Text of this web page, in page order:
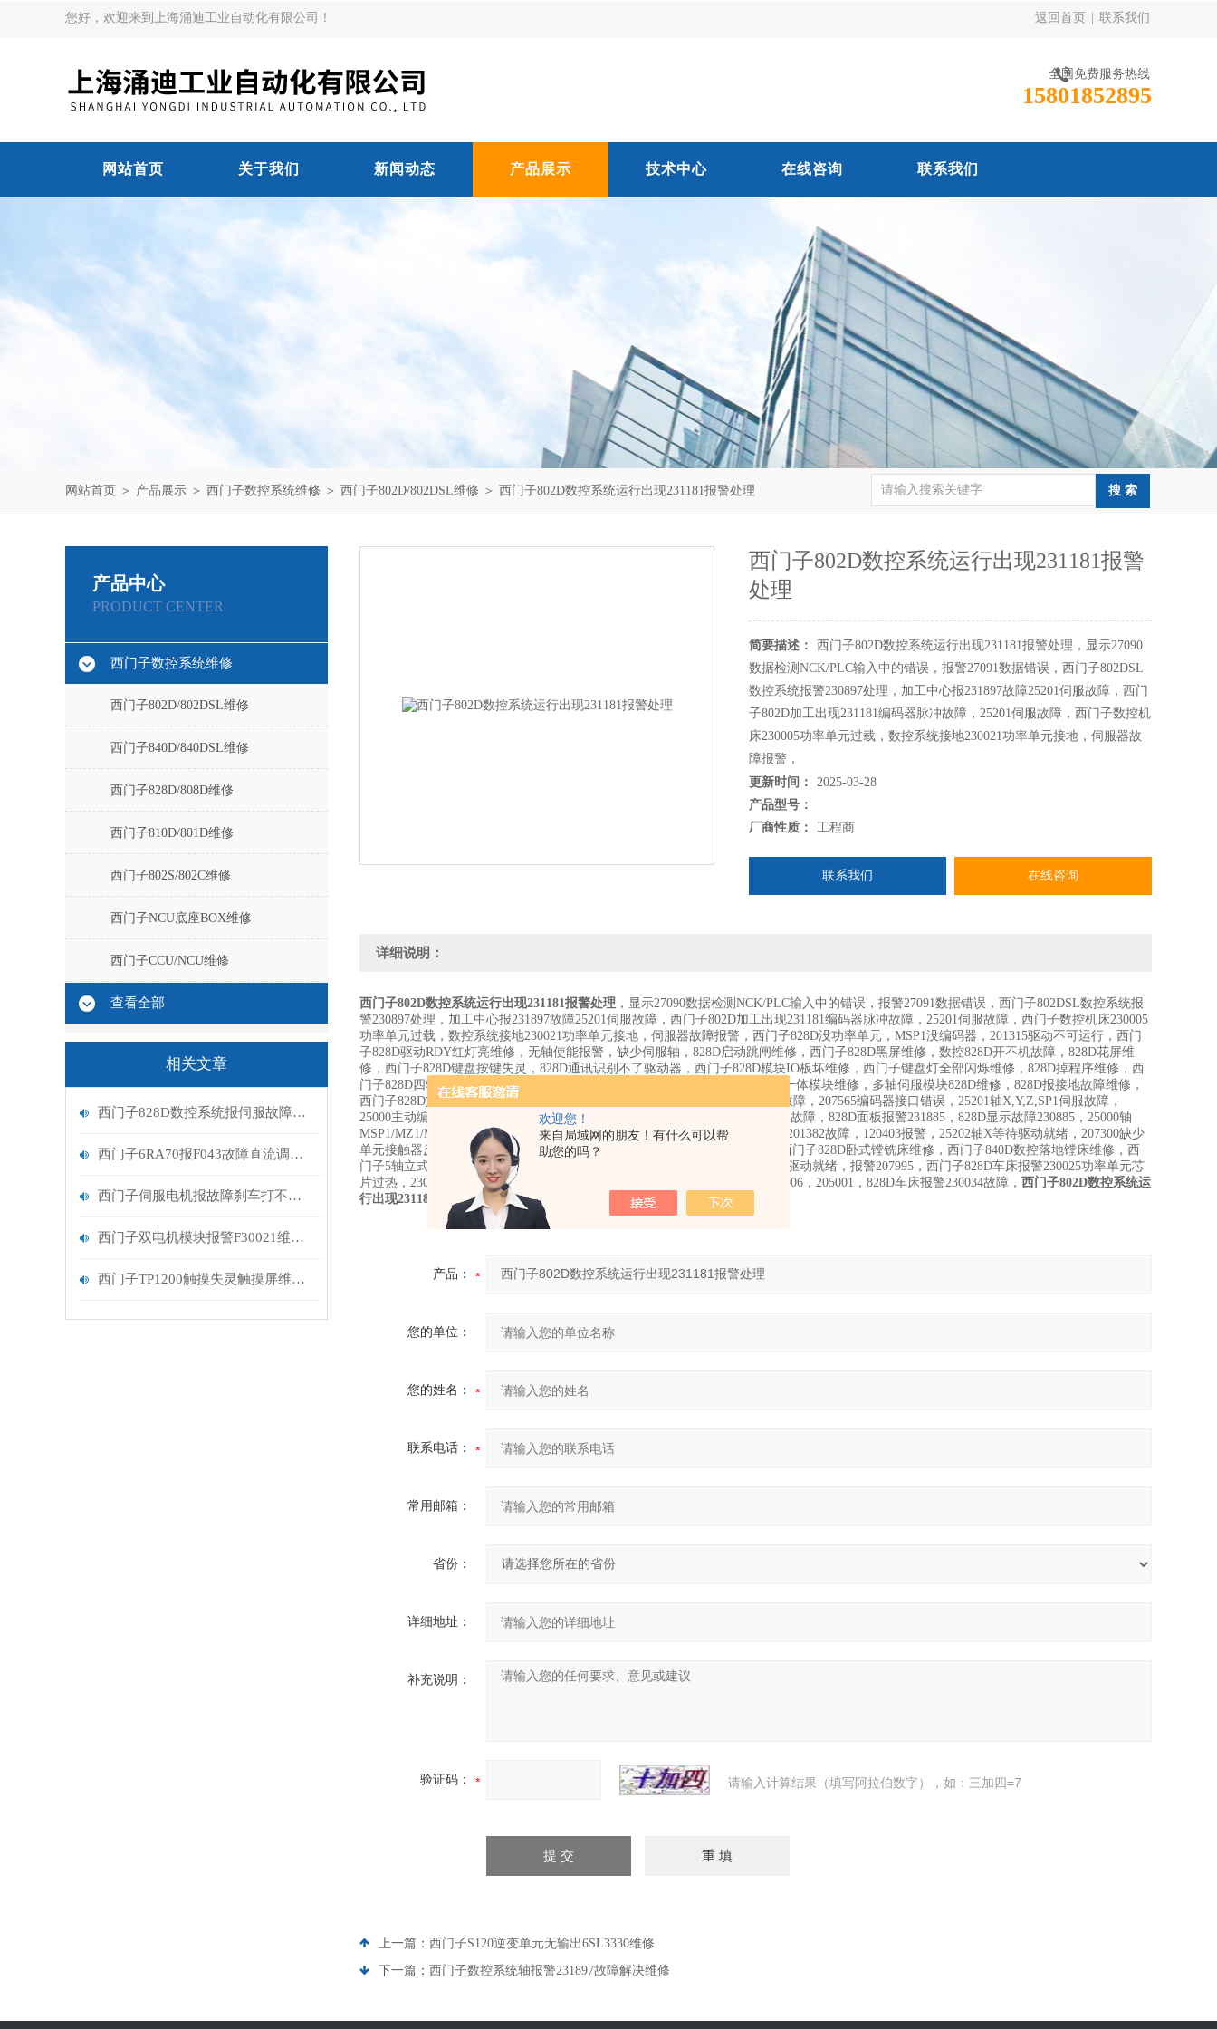
欢迎您！
来自局域网的朋友！有什么可以帮
助您的吗？
您好，欢迎来到上海涌迪工业自动化有限公司！ 返回首页 联系我们
全国免费服务热线
15801852895
网站首页 关于我们 新闻动态 产品展示 技术中心 在线咨询 联系我们
网站首页 ＞ 产品展示 ＞ 西门子数控系统维修 ＞ 西门子802D/802DSL维修 ＞ 西门子802D数控系统运行出现231181报警处理
产品中心
PRODUCT CENTER
西门子数控系统维修
西门子802D/802DSL维修
西门子840D/840DSL维修
西门子828D/808D维修
西门子810D/801D维修
西门子802S/802C维修
西门子NCU底座BOX维修
西门子CCU/NCU维修
查看全部
相关文章
西门子828D数控系统报伺服故障维修
西门子6RA70报F043故障直流调速器维修解决
西门子伺服电机报故障刹车打不开维修解决方法
西门子双电机模块报警F30021维修处理
西门子TP1200触摸失灵触摸屏维修排查
西门子802D数控系统运行出现231181报警
处理
简要描述：
西门子802D数控系统运行出现231181报警处理，显示27090
数据检测NCK/PLC输入中的错误，报警27091数据错误，西门子802DSL
数控系统报警230897处理，加工中心报231897故障25201伺服故障，西门
子802D加工出现231181编码器脉冲故障，25201伺服故障，西门子数控机
床230005功率单元过载，数控系统接地230021功率单元接地，伺服器故
障报警，
更新时间：
2025-03-28
产品型号：
厂商性质：
工程商
联系我们 在线咨询
详细说明：
西门子802D数控系统运行出现231181报警处理 ，显示27090数据检测NCK/PLC输入中的错误，报警27091数据错误，西门子802DSL数控系统报
警230897处理，加工中心报231897故障25201伺服故障，西门子802D加工出现231181编码器脉冲故障，25201伺服故障，西门子数控机床230005
功率单元过载，数控系统接地230021功率单元接地，伺服器故障报警，西门子828D没功率单元，MSP1没编码器，201315驱动不可运行，西门
子828D驱动RDY红灯亮维修，无轴使能报警，缺少伺服轴，828D启动跳闸维修，西门子828D黑屏维修，数控828D开不机故障，828D花屏维
修，西门子828D键盘按键失灵，828D通讯识别不了驱动器，西门子828D模块IO板坏维修，西门子键盘灯全部闪烁维修，828D掉程序维修，西
门子828D四轴驱动器维修，西门子数控系统报警201481，加工系统828D三轴一体模块维修，多轴伺服模块828D维修，828D报接地故障维修，
西门子828D报过载维修，230021故障维修，230005维修，231885编码器传送故障，207565编码器接口错误，25201轴X,Y,Z,SP1伺服故障，
25000主动编码器硬件出错，26106编码器没找到报警，207015电机温度传感器故障，828D面板报警231885，828D显示故障230885，25000轴
MSP1/MZ1/MY1/MX1主动编码器硬件出错，26106编码器1没找到，828D报警201382故障，120403报警，25202轴X等待驱动就绪，207300缺少
单元接触器反馈，西门子802SL数控立车维修，802DSL卧式数控铣床维修，西门子828D卧式镗铣床维修，西门子840D数控落地镗床维修，西
门子5轴立式数控铣床维修，西门子828D报25202轴MSP1,MZ1,MY1,MX1等待驱动就绪，报警207995，西门子828D车床报警230025功率单元芯
片过热，230024模块过热，230005功率单元过载，207805整流单元过载，205006，205001，828D车床报警230034故障， 西门子802D数控系统运
行出现231181报警处理
产品：
您的单位：
您的姓名：
联系电话：
常用邮箱：
省份：
详细地址：
补充说明：
验证码： 请输入计算结果（填写阿拉伯数字），如：三加四=7
上一篇： 西门子S120逆变单元无输出6SL3330维修
下一篇： 西门子数控系统轴报警231897故障解决维修